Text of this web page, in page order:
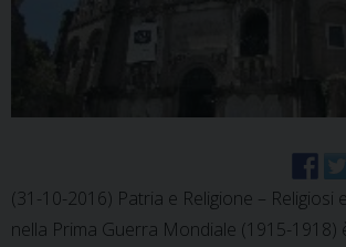
(31-10-2016) Patria e Religione – Religiosi
nella Prima Guerra Mondiale (1915-1918)